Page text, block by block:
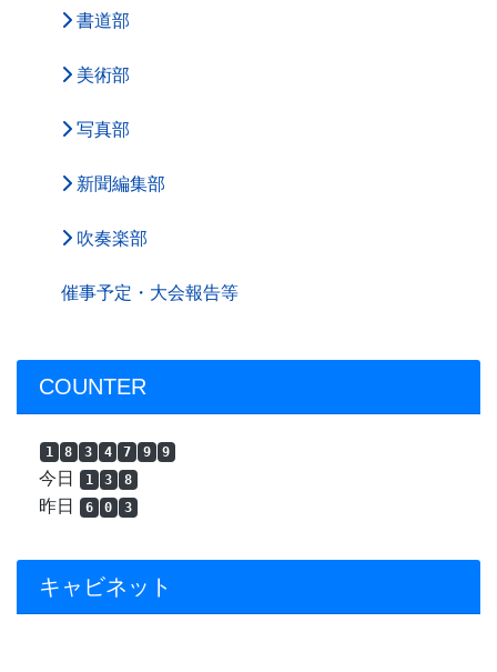
書道部
美術部
写真部
新聞編集部
吹奏楽部
催事予定・大会報告等
COUNTER
1 8 3 4 7 9 9
今日 1 3 8
昨日 6 0 3
キャビネット